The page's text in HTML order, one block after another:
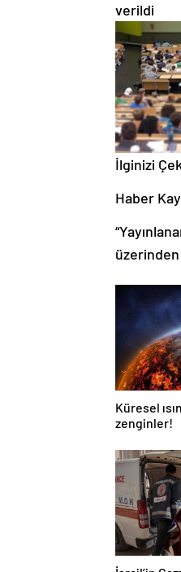
verildi
İlginizi
Haber
Küresel
zenginler!